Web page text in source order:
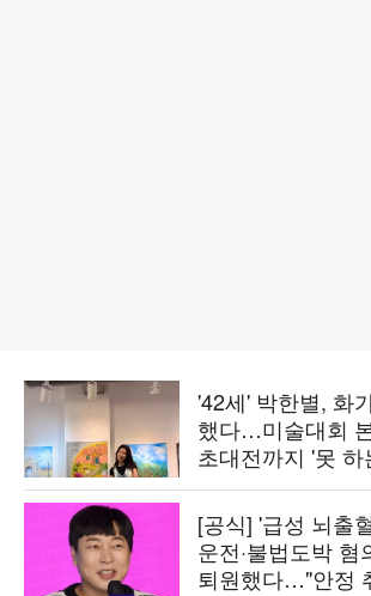
'42세' 박한별, 화
했다…미술대회
초대전까지 '못
[공식] '급성 뇌출
운전·불법도박
퇴원했다…"안정